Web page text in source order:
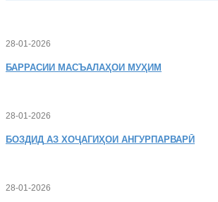
28-01-2026
БАРРАСИИ МАСЪАЛАҲОИ МУҲИМ
28-01-2026
БОЗДИД АЗ ХОҶАГИҲОИ АНГУРПАРВАРӢ
28-01-2026